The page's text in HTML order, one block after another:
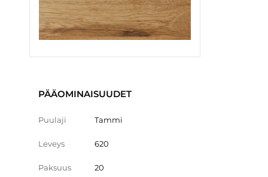
PÄÄOMINAISUUDET
Puulaji Tammi
Leveys 620
Paksuus 20